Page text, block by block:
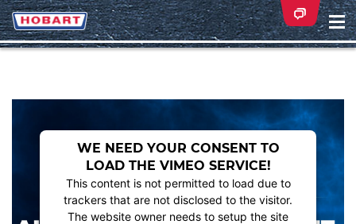
WE NEED YOUR CONSENT TO
LOAD THE VIMEO SERVICE!
This content is not permitted to load due to
trackers that are not disclosed to the visitor.
The website owner needs to setup the site